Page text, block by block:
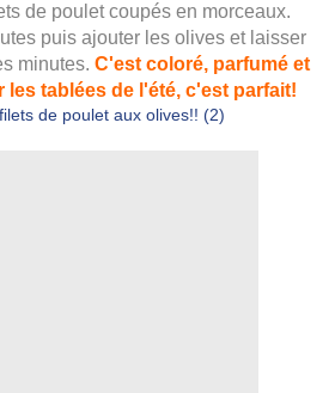
de poulet coupés en morceaux.
puis ajouter les olives et laisser
minutes. C'est coloré, parfumé et
les tablées de l'été, c'est parfait!